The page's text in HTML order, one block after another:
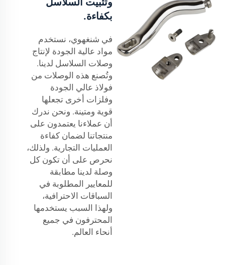
بكفاءة.
في شنغهوي، نستخدم
مواد عالية الجودة لإنتاج
وصلات السلاسل لدينا.
وتُصنع هذه الوصلات من
فولاذ عالي الجودة
وفلزات أخرى تجعلها
قوية ومتينة. ونحن ندرك
أن عملاءنا يعتمدون على
منتجاتنا لضمان كفاءة
العمليات التجارية. ولذلك،
نحرص على أن تكون كل
وصلة لدينا مطابقة
للمعايير المطلوبة في
السباقات الاحترافية،
ولهذا السبب يستخدمها
المحترفون في جميع
أنحاء العالم.